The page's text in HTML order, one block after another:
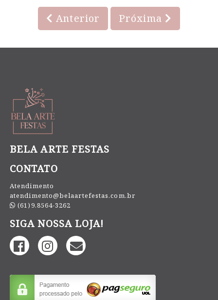
Anterior Próxima
BELA ARTE FESTAS
CONTATO
Atendimento
atendimento@belaartefestas.com.br
(61)9.8564-3262
SIGA NOSSA LOJA!